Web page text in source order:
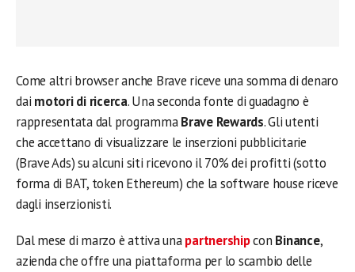
Come altri browser anche Brave riceve una somma di denaro
dai motori di ricerca. Una seconda fonte di guadagno è
rappresentata dal programmaBrave Rewards. Gli utenti
che accettano di visualizzare le inserzioni pubblicitarie
(Brave Ads) su alcuni siti ricevono il 70% dei profitti (sotto
forma di BAT, token Ethereum) che la software house riceve
dagli inserzionisti.
Dal mese di marzo è attiva unapartnershipcon Binance,
azienda che offre una piattaforma per lo scambio delle